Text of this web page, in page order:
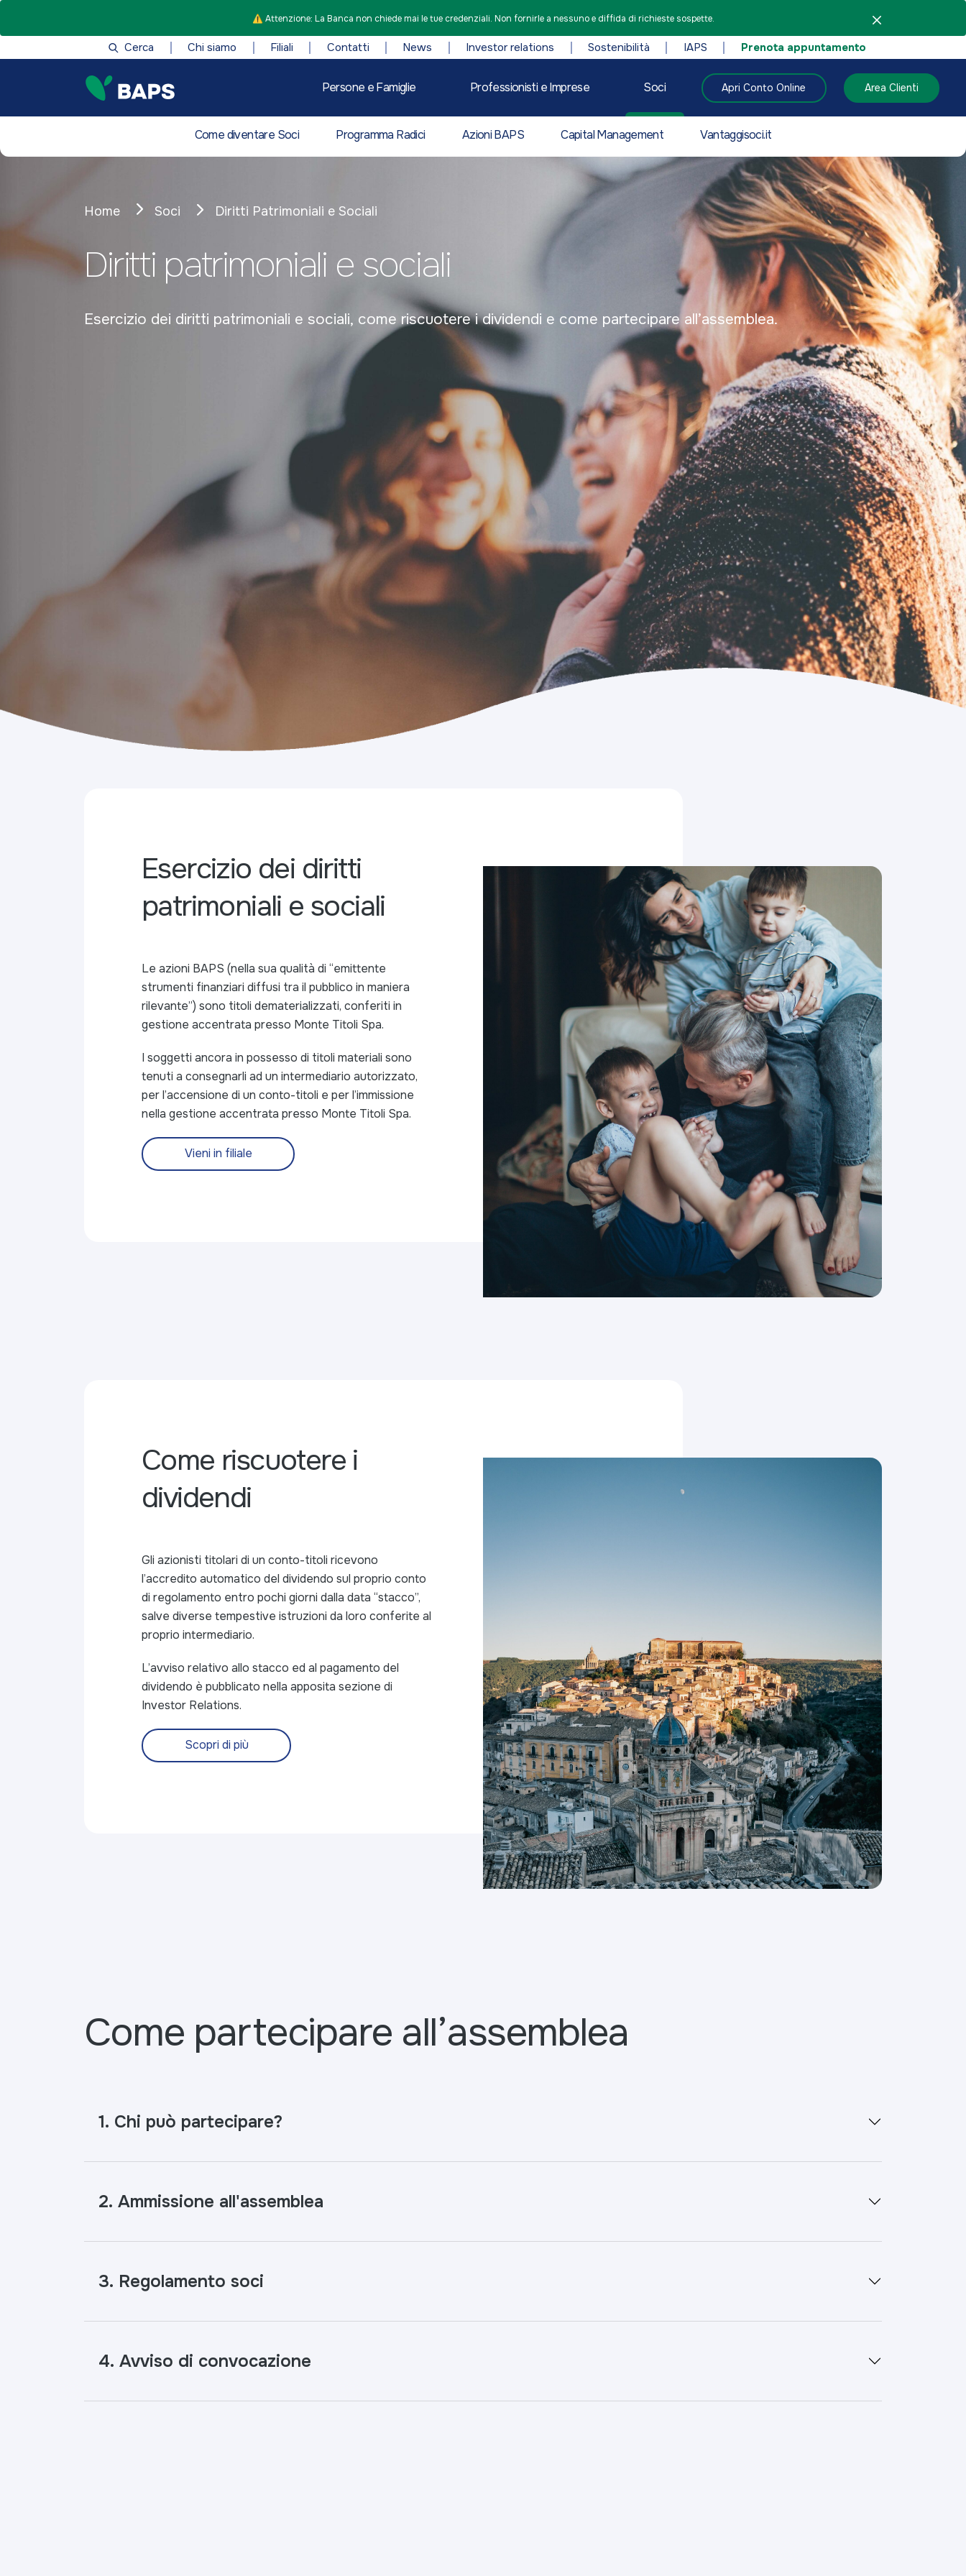
⚠️ Attenzione: La Banca non chiede mai le tue credenziali. Non fornirle a nessuno e diffida di richieste sospette.
Cerca Chi siamo Filiali Contatti News Investor relations Sostenibilità IAPS Prenota appuntamento
Persone e Famiglie Professionisti e Imprese Soci Apri Conto Online Area Clienti
Come diventare Soci Programma Radici Azioni BAPS Capital Management Vantaggisoci.it
Home Soci Diritti Patrimoniali e Sociali
Diritti patrimoniali e sociali
Esercizio dei diritti patrimoniali e sociali, come riscuotere i dividendi e come partecipare all’assemblea.
Esercizio dei diritti
patrimoniali e sociali
Le azioni BAPS (nella sua qualità di “emittente
strumenti finanziari diffusi tra il pubblico in maniera
rilevante”) sono titoli dematerializzati, conferiti in
gestione accentrata presso Monte Titoli Spa.
I soggetti ancora in possesso di titoli materiali sono
tenuti a consegnarli ad un intermediario autorizzato,
per l’accensione di un conto-titoli e per l’immissione
nella gestione accentrata presso Monte Titoli Spa.
Vieni in filiale
Come riscuotere i
dividendi
Gli azionisti titolari di un conto-titoli ricevono
l’accredito automatico del dividendo sul proprio conto
di regolamento entro pochi giorni dalla data “stacco”,
salve diverse tempestive istruzioni da loro conferite al
proprio intermediario.
L’avviso relativo allo stacco ed al pagamento del
dividendo è pubblicato nella apposita sezione di
Investor Relations.
Scopri di più
Come partecipare all’assemblea
1. Chi può partecipare?
2. Ammissione all'assemblea
3. Regolamento soci
4. Avviso di convocazione